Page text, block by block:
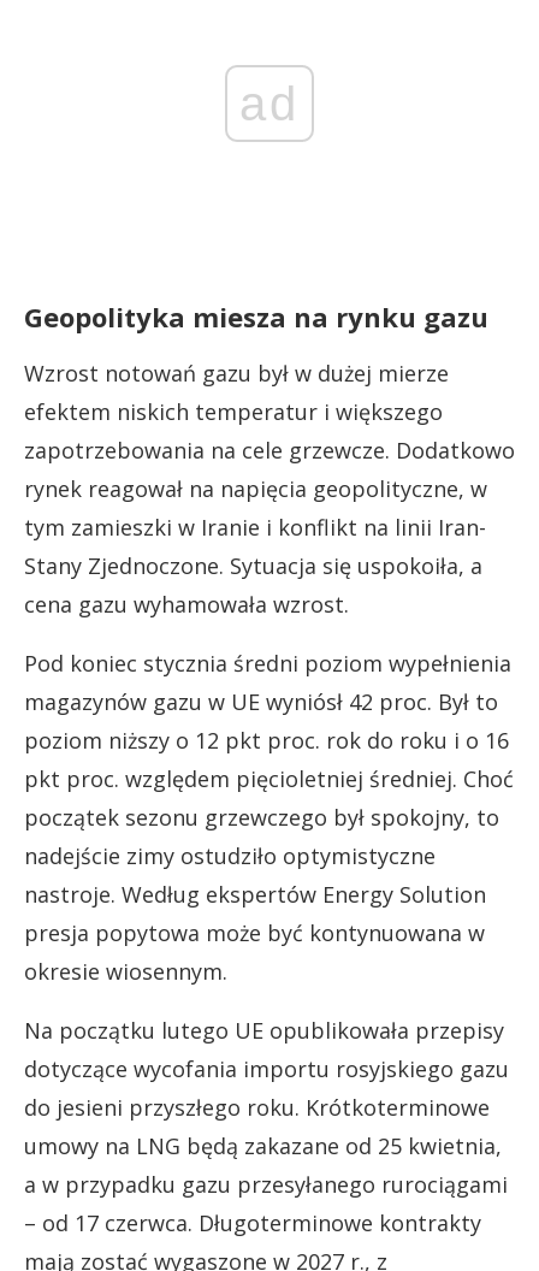
ad
Geopolityka miesza na rynku gazu
Wzrost notowań gazu był w dużej mierze
efektem niskich temperatur i większego
zapotrzebowania na cele grzewcze. Dodatkowo
rynek reagował na napięcia geopolityczne, w
tym zamieszki w Iranie i konflikt na linii Iran-
Stany Zjednoczone. Sytuacja się uspokoiła, a
cena gazu wyhamowała wzrost.
Pod koniec stycznia średni poziom wypełnienia
magazynów gazu w UE wyniósł 42 proc. Był to
poziom niższy o 12 pkt proc. rok do roku i o 16
pkt proc. względem pięcioletniej średniej. Choć
początek sezonu grzewczego był spokojny, to
nadejście zimy ostudziło optymistyczne
nastroje. Według ekspertów Energy Solution
presja popytowa może być kontynuowana w
okresie wiosennym.
Na początku lutego UE opublikowała przepisy
dotyczące wycofania importu rosyjskiego gazu
do jesieni przyszłego roku. Krótkoterminowe
umowy na LNG będą zakazane od 25 kwietnia,
a w przypadku gazu przesyłanego rurociągami
– od 17 czerwca. Długoterminowe kontrakty
mają zostać wygaszone w 2027 r., z